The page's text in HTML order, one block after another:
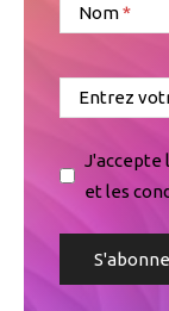
Nom
Entrez
J'accepte
et les